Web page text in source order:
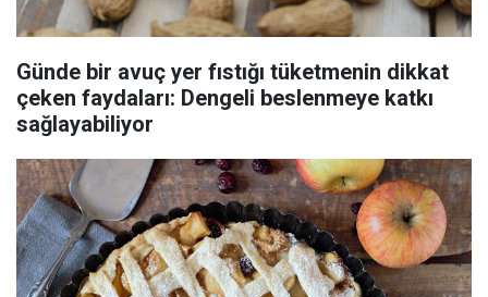
Günde bir avuç yer fıstığı tüketmenin dikkat
çeken faydaları: Dengeli beslenmeye katkı
sağlayabiliyor